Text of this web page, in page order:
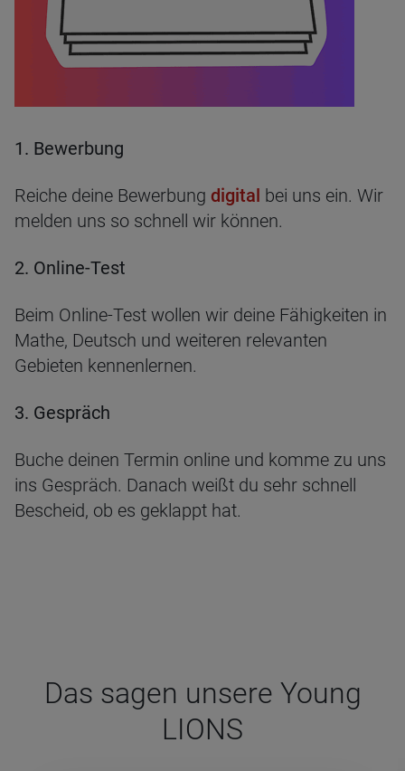
1. Bewerbung
Reiche deine Bewerbung digital bei uns ein. Wir
melden uns so schnell wir können.
2. Online-Test
Beim Online-Test wollen wir deine Fähigkeiten in
Mathe, Deutsch und weiteren relevanten
Gebieten kennenlernen.
3. Gespräch
Buche deinen Termin online und komme zu uns
ins Gespräch. Danach weißt du sehr schnell
Bescheid, ob es geklappt hat.
Das sagen unsere Young
LIONS